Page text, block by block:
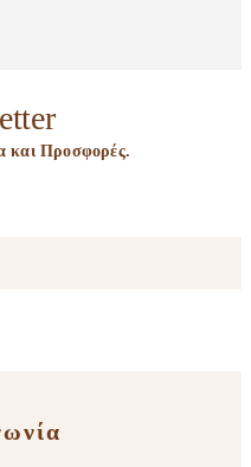
και Προσφορές.